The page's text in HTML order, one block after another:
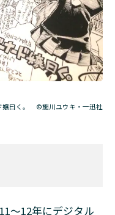
嬢曰く。 ©施川ユウキ・一迅社
～12年にデジタル